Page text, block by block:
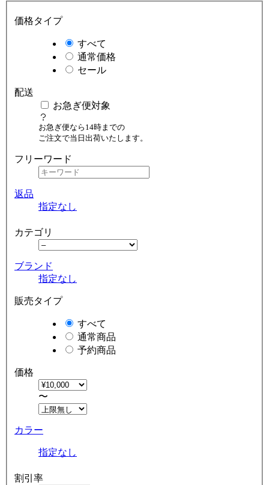
価格タイプ
すべて
通常価格
セール
配送
お急ぎ便対象
お急ぎ便なら14時までの
ご注文で当日出荷いたします。
フリーワード
返品
指定なし
カテゴリ
ブランド
指定なし
販売タイプ
すべて
通常商品
予約商品
価格
〜
カラー
指定なし
割引率